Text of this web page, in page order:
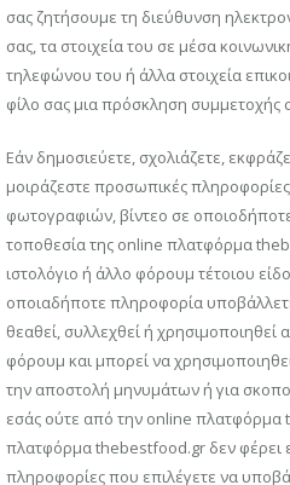
σας ζητήσουμε τη διεύθυνση
σας, τα στοιχεία του σε μέσα
τηλεφώνου του ή άλλα στοιχεία
φίλο σας μια πρόσκληση συμμετοχής
Εάν δημοσιεύετε, σχολιάζετε,
μοιράζεστε προσωπικές
φωτογραφιών, βίντεο σε
τοποθεσία της online πλατφόρμα
ιστολόγιο ή άλλο φόρουμ τέτοιου
οποιαδήποτε πληροφορία
θεαθεί, συλλεχθεί ή
φόρουμ και μπορεί να
την αποστολή μηνυμάτων ή για
εσάς ούτε από την online
πλατφόρμα thebestfood.gr δεν φέρει
πληροφορίες που επιλέγετε να